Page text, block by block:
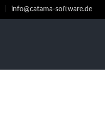
info@catama-software.de